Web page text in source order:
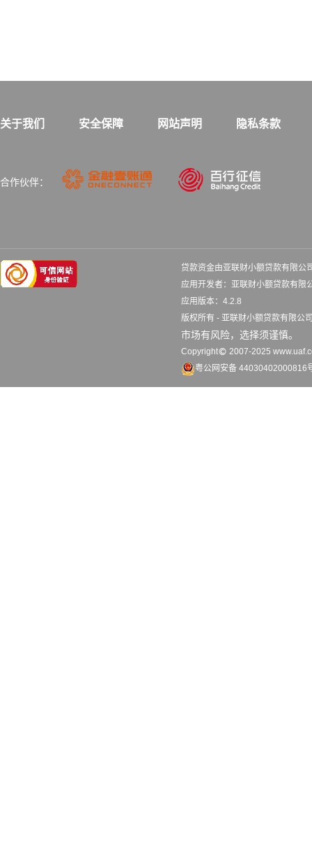
关于我们 安全保障 网站声明 隐私条款
合作伙伴：
贷款资金由亚联财小额贷款有限公
应用开发者：亚联财小额贷
应用版本：4.2.8 更
版权所有 - 亚联财小额贷款有限公
市场有风险，选择须谨慎。
Copyright
2007-2025
粤公网安备 44030402000816